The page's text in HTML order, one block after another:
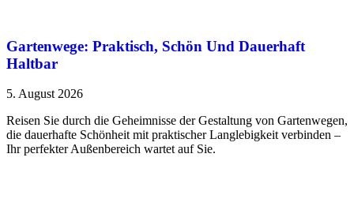
Gartenwege: Praktisch, Schön Und Dauerhaft
Haltbar
5. August 2026
Reisen Sie durch die Geheimnisse der Gestaltung von Gartenwegen,
die dauerhafte Schönheit mit praktischer Langlebigkeit verbinden –
Ihr perfekter Außenbereich wartet auf Sie.